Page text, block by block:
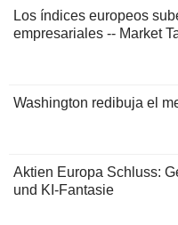
Los índices europeos
empresariales -- Market
Washington redibuja el
Aktien Europa Schluss:
und KI-Fantasie